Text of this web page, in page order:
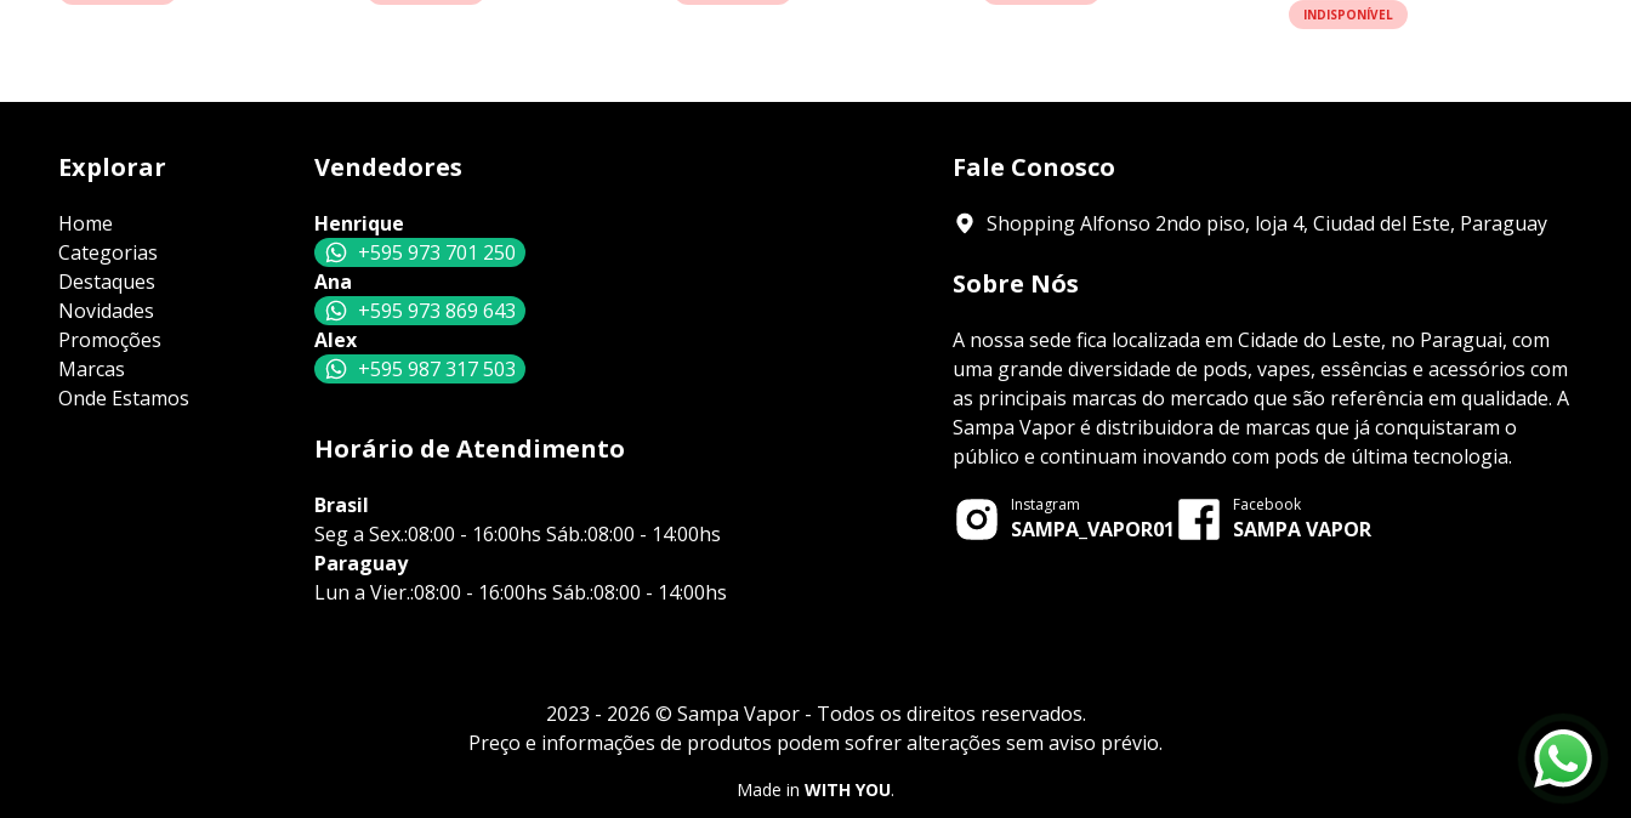
INDISPONÍVEL
Explorar
Home
Categorias
Destaques
Novidades
Promoções
Marcas
Onde Estamos
Vendedores
Henrique
+595 973 701 250
Ana
+595 973 869 643
Alex
+595 987 317 503
Horário de Atendimento
Brasil
Seg a Sex.:08:00 - 16:00hs Sáb.:08:00 - 14:00hs
Paraguay
Lun a Vier.:08:00 - 16:00hs Sáb.:08:00 - 14:00hs
Fale Conosco
Shopping Alfonso 2ndo piso, loja 4, Ciudad del Este, Paraguay
Sobre Nós
A nossa sede fica localizada em Cidade do Leste, no Paraguai, com
uma grande diversidade de pods, vapes, essências e acessórios com
as principais marcas do mercado que são referência em qualidade. A
Sampa Vapor é distribuidora de marcas que já conquistaram o
público e continuam inovando com pods de última tecnologia.
Instagram
SAMPA_VAPOR01
Facebook
SAMPA VAPOR
2023 - 2026 © Sampa Vapor - Todos os direitos reservados.
Preço e informações de produtos podem sofrer alterações sem aviso prévio.
Made in WITH YOU.